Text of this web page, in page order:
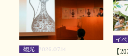
観光 2026.07.14
イ
【